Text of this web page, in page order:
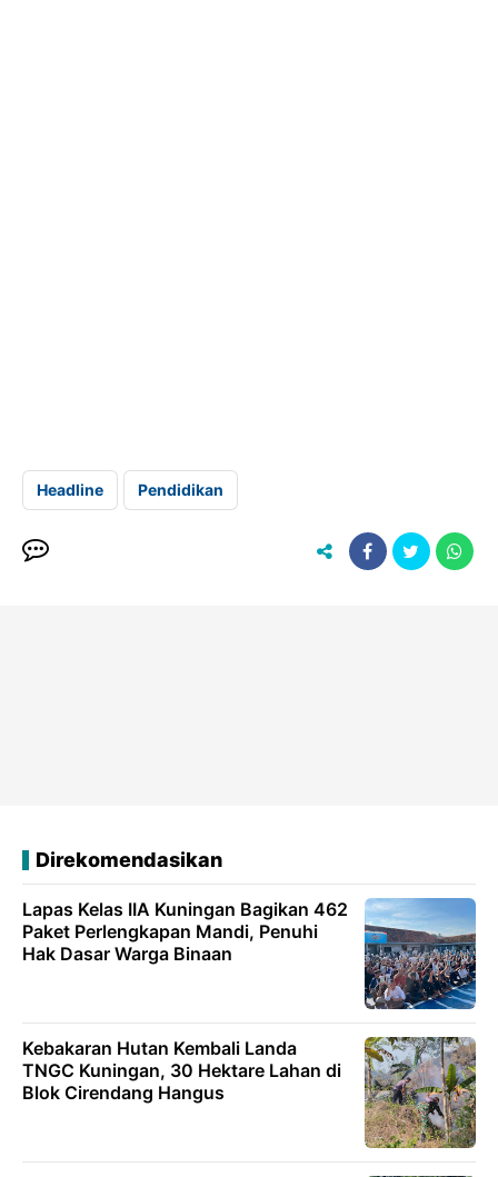
Headline Pendidikan
Direkomendasikan
Lapas Kelas IIA Kuningan Bagikan 462
Paket Perlengkapan Mandi, Penuhi
Hak Dasar Warga Binaan
Kebakaran Hutan Kembali Landa
TNGC Kuningan, 30 Hektare Lahan di
Blok Cirendang Hangus